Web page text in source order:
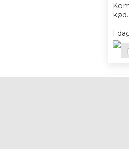
n
g
N
Ø
F
kød.
I